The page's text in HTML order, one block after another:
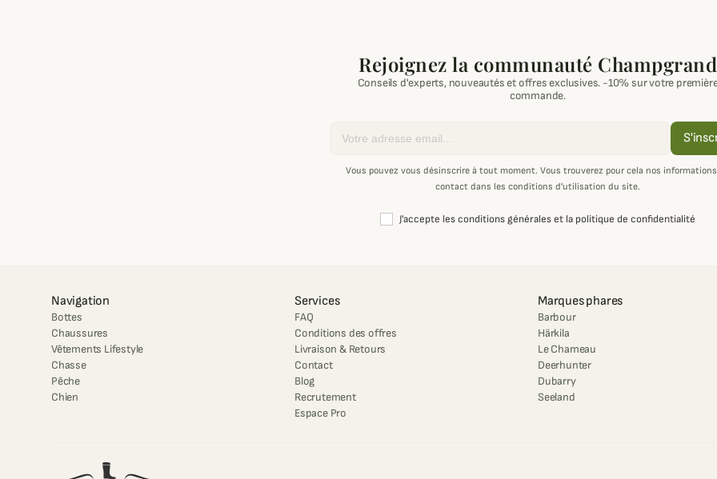
Rejoignez la communauté Champgrand
Conseils d'experts, nouveautés et offres exclusives. -10% sur votre
commande.
Vous pouvez vous désinscrire à tout moment. Vous trouverez pour cela nos
contact dans les conditions d'utilisation du site.
J'accepte les conditions générales et la politique de confidentialité
Navigation
Bottes
Chaussures
Vêtements Lifestyle
Chasse
Pêche
Chien
Services
FAQ
Conditions des offres
Livraison & Retours
Contact
Blog
Recrutement
Espace Pro
Marques phares
Barbour
Härkila
Le Chameau
Deerhunter
Dubarry
Seeland